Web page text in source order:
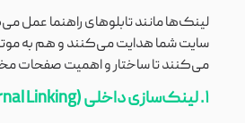
لینک‌ها مانند تابلوهای راهنما عمل
سایت شما هدایت می‌کنند و هم به
می‌کنند تا ساختار و اهمیت صفحات
۱. لینک‌سازی داخلی (Internal Linking):